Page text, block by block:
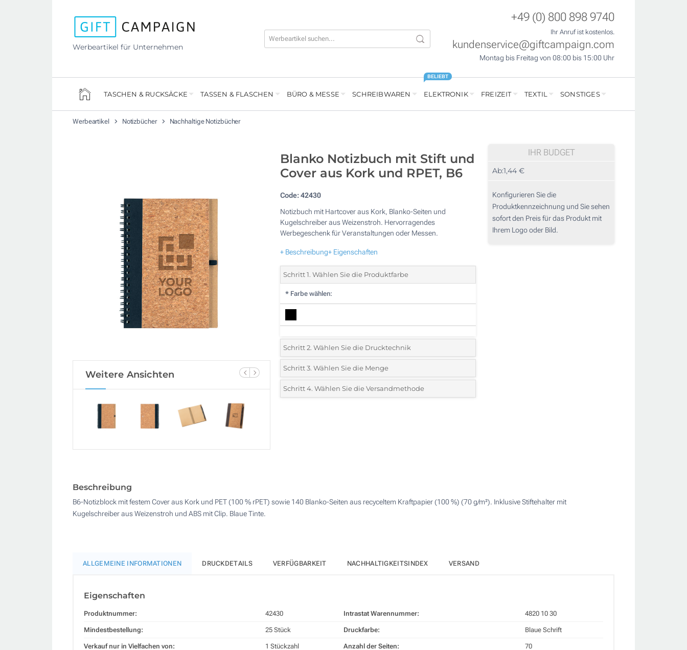
Werbeartikel für Unternehmen
+49 (0) 800 898 9740
Ihr Anruf ist kostenlos.
kundenservice@giftcampaign.com
Montag bis Freitag von 08:00 bis 15:00 Uhr
TASCHEN & RUCKSÄCKE TASSEN & FLASCHEN BÜRO & MESSE SCHREIBWAREN ELEKTRONIK
BELIEBT
FREIZEIT TEXTIL SONSTIGES
Werbeartikel Notizbücher Nachhaltige Notizbücher
Weitere Ansichten
Blanko Notizbuch mit Stift und
Cover aus Kork und RPET, B6
Code:42430
Notizbuch mit Hartcover aus Kork, Blanko-Seiten und
Kugelschreiber aus Weizenstroh. Hervorragendes
Werbegeschenk für Veranstaltungen oder Messen.
+ Beschreibung+ Eigenschaften
Schritt 1. Wählen Sie die Produktfarbe
* Farbe wählen:
Schritt 2. Wählen Sie die Drucktechnik
*Wählen Sie die Druck- und Farbtechniken für Ihr Logo:
1 Farbig (Auf dem Cover)
Schritt 3. Wählen Sie die Menge
*Bitte wählen Sie Ihre gewünschte Menge
Schritt 4. Wählen Sie die Versandmethode
IHR BUDGET
Ab:1,44 €
Konfigurieren Sie die
Produktkennzeichnung und Sie sehen
sofort den Preis für das Produkt mit
Ihrem Logo oder Bild.
Beschreibung
B6-Notizblock mit festem Cover aus Kork und PET (100 % rPET) sowie 140 Blanko-Seiten aus recyceltem Kraftpapier (100 %) (70 g/m²). Inklusive Stiftehalter mit
Kugelschreiber aus Weizenstroh und ABS mit Clip. Blaue Tinte.
ALLGEMEINE INFORMATIONEN DRUCKDETAILS VERFÜGBARKEIT NACHHALTIGKEITSINDEX VERSAND
Eigenschaften
Produktnummer: 42430
Mindestbestellung: 25 Stück
Verkauf nur in Vielfachen von: 1 Stückzahl
Intrastat Warennummer: 4820 10 30
Druckfarbe: Blaue Schrift
Anzahl der Seiten: 70